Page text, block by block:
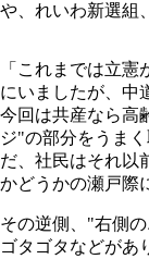
や、れいわ新選組
「これまでは立
にいましたが、中
今回は共産なら高
ジ"の部分をうま
だ、社民はそれ以
かどうかの瀬戸際
その逆側、"右側
ゴタゴタなどがあ